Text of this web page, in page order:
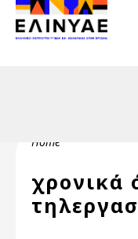
Skip to main content
Header Top 2
Header Top
Breadcrumb
Home
χρονικά